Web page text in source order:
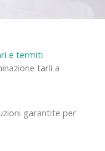
e termiti
tarli a
garantite per